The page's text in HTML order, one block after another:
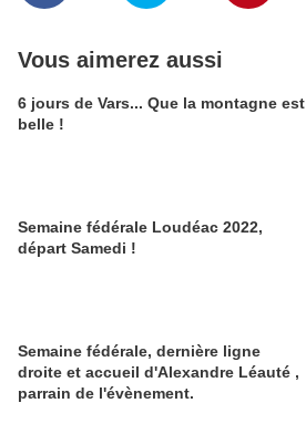
Vous aimerez aussi
6 jours de Vars... Que la montagne est
belle !
Semaine fédérale Loudéac 2022,
départ Samedi !
Semaine fédérale, dernière ligne
droite et accueil d'Alexandre Léauté ,
parrain de l'évènement.